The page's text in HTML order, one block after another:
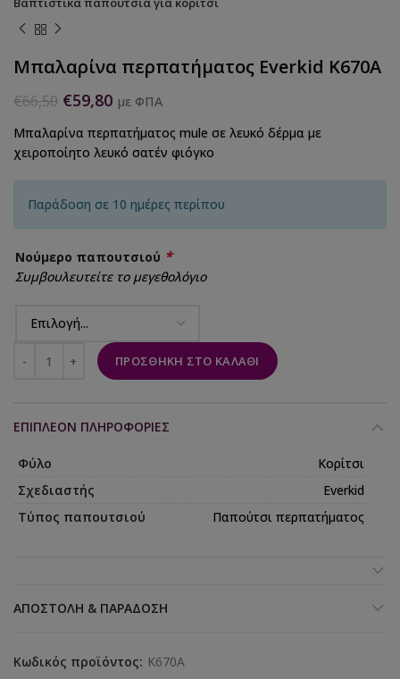
Μπαλαρίνα περπατήματος Everkid K670A
€66,50 €59,80 με ΦΠΑ
Μπαλαρίνα περπατήματος mule σε λευκό δέρμα με
χειροποίητο λευκό σατέν φιόγκο
Παράδοση σε 10 ημέρες περίπου
Νούμερο παπουτσιού *
Συμβουλευτείτε το μεγεθολόγιο
ΠΡΟΣΘΉΚΗ ΣΤΟ ΚΑΛΆΘΙ
ΕΠΙΠΛΈΟΝ ΠΛΗΡΟΦΟΡΊΕΣ
Φύλο
Κορίτσι
Σχεδιαστής
Everkid
Τύπος παπουτσιού
Παπούτσι περπατήματος
ΑΠΟΣΤΟΛΉ & ΠΑΡΆΔΟΣΗ
Κωδικός προϊόντος: K670A